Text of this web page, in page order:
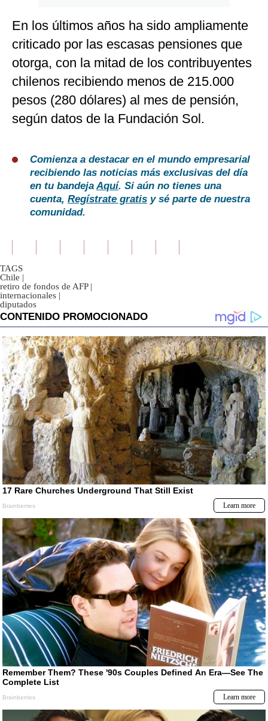
En los últimos años ha sido ampliamente
criticado por las escasas pensiones que
otorga, con la mitad de los contribuyentes
chilenos recibiendo menos de 215.000
pesos (280 dólares) al mes de pensión,
según datos de la Fundación Sol.
Comienza a destacar en el mundo empresarial
recibiendo las noticias más exclusivas del día
en tu bandejaAquí. Si aún no tienes una
cuenta, Regístrate gratis y sé parte de nuestra
comunidad.
TAGS
Chile |
retiro de fondos de AFP |
internacionales |
diputados